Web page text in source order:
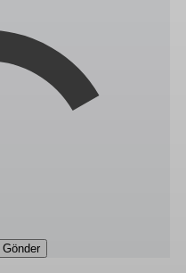
Gönder